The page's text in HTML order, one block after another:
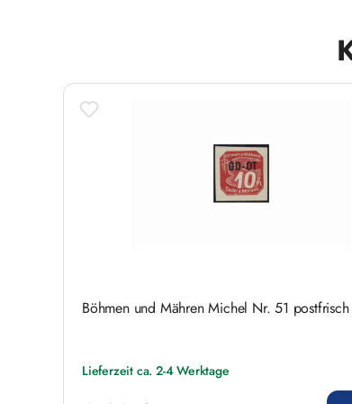
Böhmen und Mähren Michel Nr. 51 postfrisch
Lieferzeit ca. 2-4 Werktage